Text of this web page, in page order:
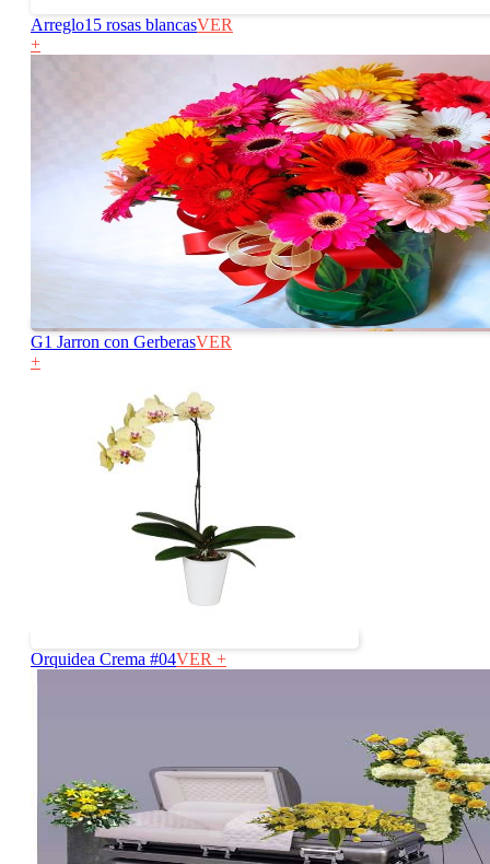
Arreglo15 rosas blancasVER
+
G1 Jarron con GerberasVER
+
Orquidea Crema #04VER +